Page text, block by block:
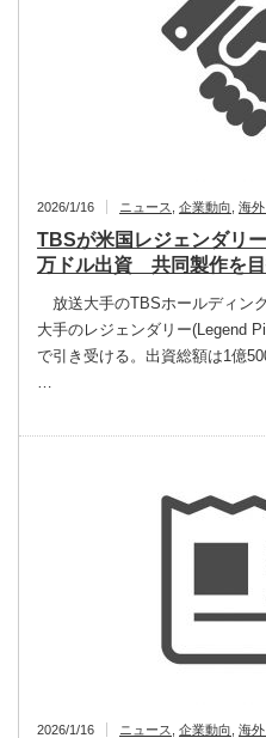
2026/1/16 ニュース 企業動向 海
TBSが米国レジェンダリ
万ドル出資 共同製作を
放送大手のTBSホールディン
大手のレジェンダリー(Legend
で引き受ける。出資総額は1億
…
2026/1/16 ニュース 企業動向 海